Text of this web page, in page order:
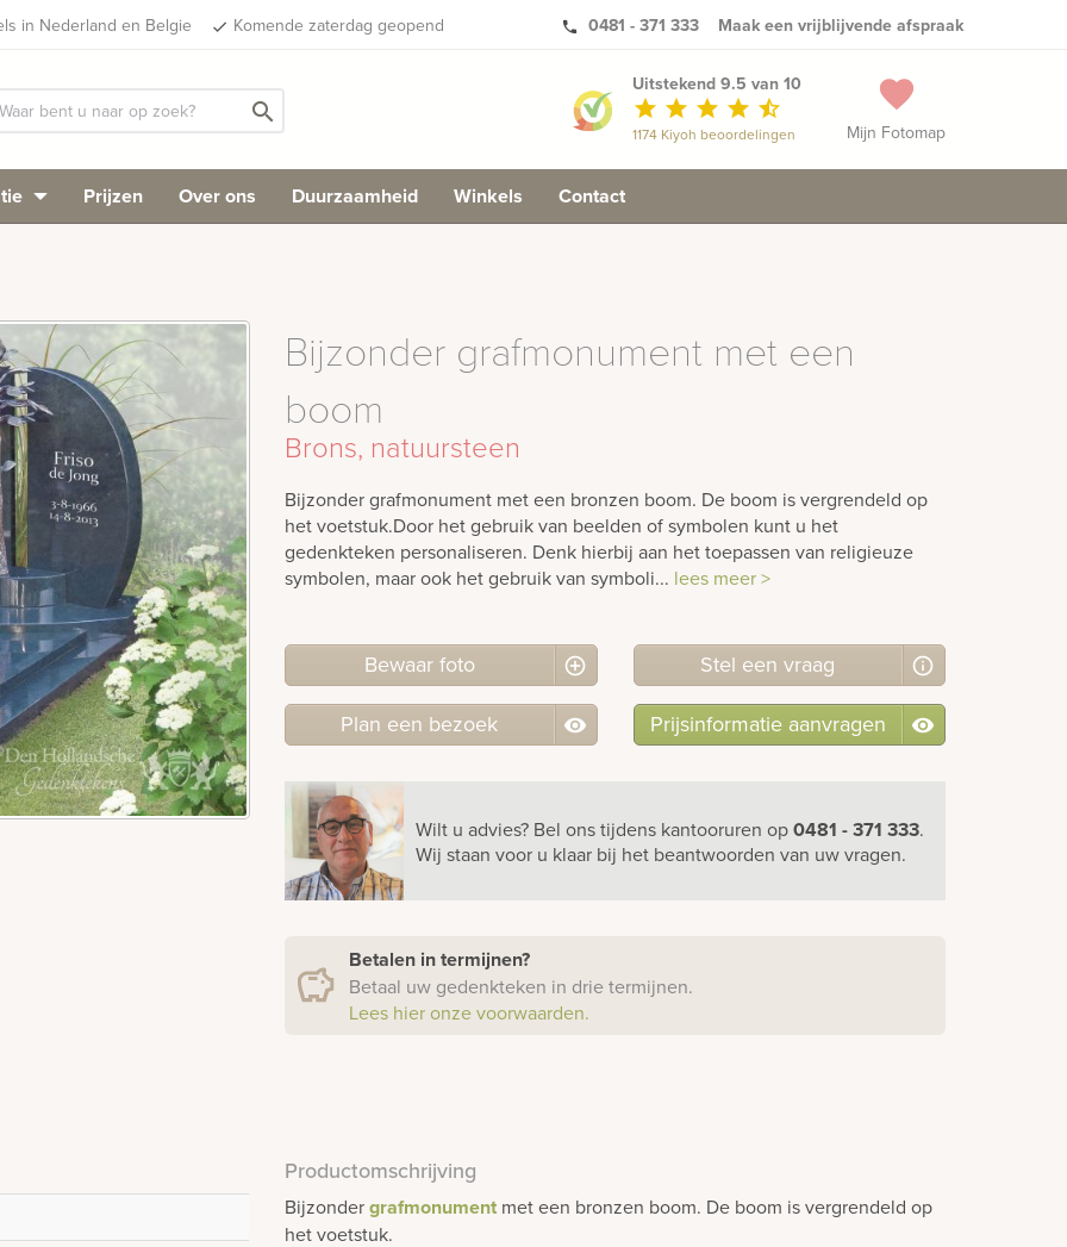
in Nederland en Belgie done Komende zaterdag geopend phone 0481 - 371 333 Maak een vrijblijvende afspraak
search favorite
Mijn Fotomap
Uitstekend 9.5 van 10
star star star star star_half
1174 Kiyoh beoordelingen
Prijzen Over ons Duurzaamheid Winkels Contact
Bijzonder grafmonument met een
boom
Brons, natuursteen
Bijzonder grafmonument met een bronzen boom. De boom is vergrendeld op
het voetstuk.Door het gebruik van beelden of symbolen kunt u het
gedenkteken personaliseren. Denk hierbij aan het toepassen van religieuze
symbolen, maar ook het gebruik van symboli... lees meer >
Bewaar foto Stel een vraag
Plan een bezoek Prijsinformatie aanvragen
Wilt u advies? Bel onstijdens kantooruren op0481 - 371 333.
Wij staan voor u klaar bij het beantwoorden van uw vragen.
Betalen in termijnen?
Betaal uw gedenkteken in drie termijnen.
Lees hier onze voorwaarden.
Productomschrijving
Bijzondergrafmonument met een bronzen boom. De boom is vergrendeld op
het voetstuk.